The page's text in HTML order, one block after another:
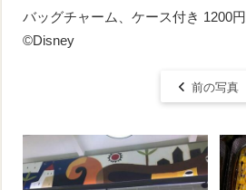
バッグチャーム、ケース付き 1200円
©Disney
前の写真